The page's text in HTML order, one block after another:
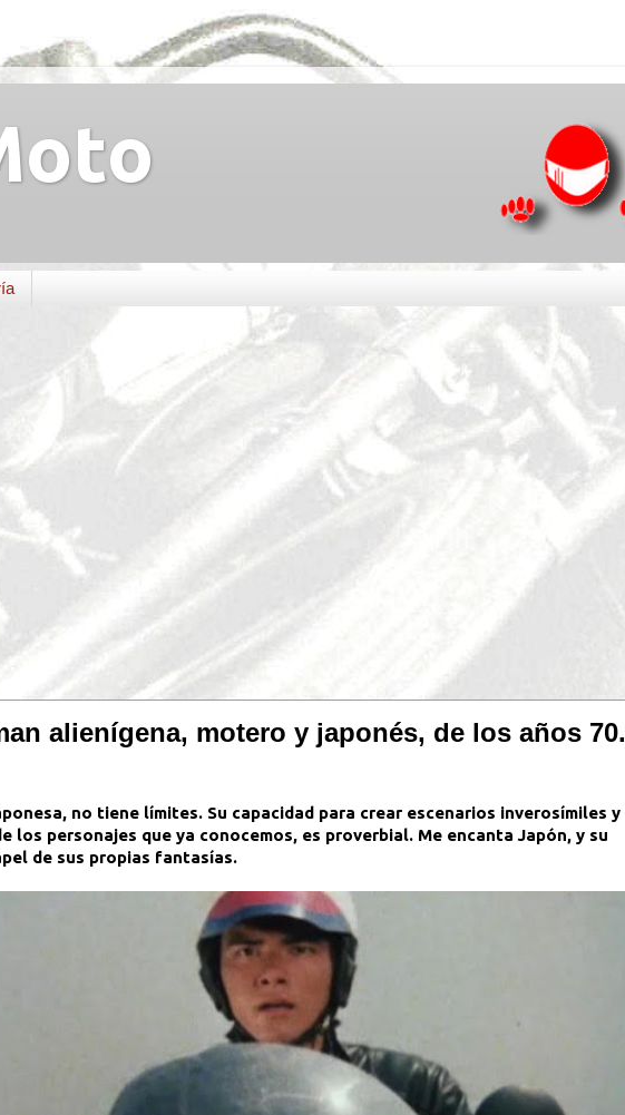
alienígena, motero y japonés, de los años 70.
no tiene límites. Su capacidad para crear escenarios inverosímiles y
los personajes que ya conocemos, es proverbial. Me encanta Japón, y su
de sus propias fantasías.